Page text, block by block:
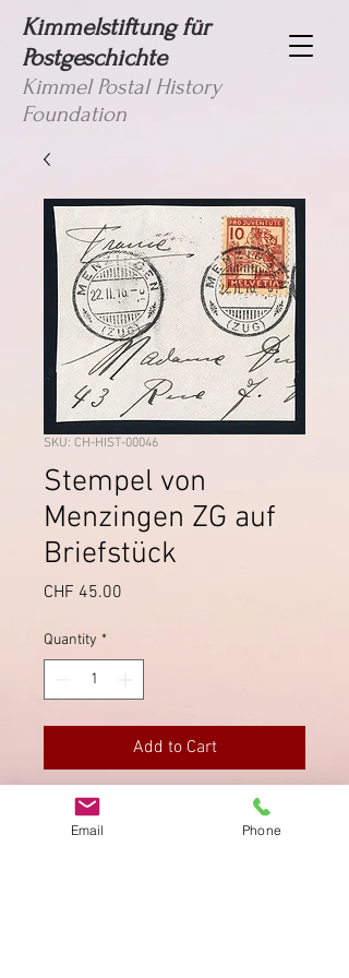
Kimmelstiftung für
Postgeschichte
Kimmel Postal History
Foundation
SKU: CH-HIST-00046
Stempel von
Menzingen ZG auf
Briefstück
CHF 45.00
Quantity *
Add to Cart
Schöner Stempel von Menzingen
(Zug) auf Briefstück von 1916, mit
Email Phone